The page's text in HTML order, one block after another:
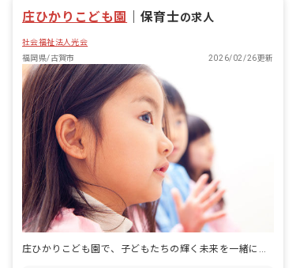
庄ひかりこども園 保育士の求人
社会福祉法人光会
福岡県/古賀市
2026/02/26更新
庄ひかりこども園で、子どもたちの輝く未来を一緒に育みませんか